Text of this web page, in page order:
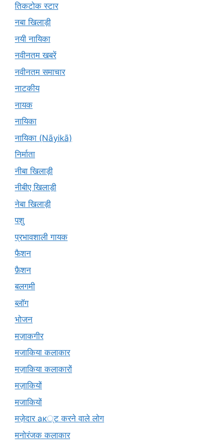
तिकटोक स्टार
नबा खिलाड़ी
नयी नायिका
नवीनतम खबरें
नवीनतम समाचार
नाटकीय
नायक
नायिका
नायिका (Nāyikā)
निर्माता
नीबा खिलाड़ी
नीबीए खिलाड़ी
नेबा खिलाड़ी
पशु
प्रभावशाली गायक
फैशन
फ़ैशन
बलगमी
ब्लॉग
भोजन
मज़ाकगीर
मजाकिया कलाकार
मज़ाकिया कलाकारों
मज़ाकियों
मजाकियों
मज़ेदार ак्ट करने वाले लोग
मनोरंजक कलाकार